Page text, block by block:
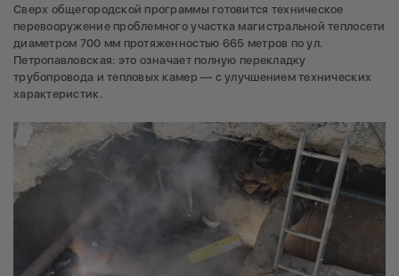
Сверх общегородской программы готовится техническое
перевооружение проблемного участка магистральной теплосети
диаметром 700 мм протяженностью 665 метров по ул.
Петропавловская: это означает полную перекладку
трубопровода и тепловых камер — с улучшением технических
характеристик.